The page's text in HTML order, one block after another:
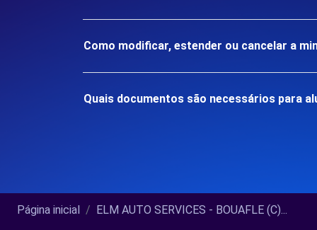
Como modificar, estender ou cancelar a
Quais documentos são necessários para
Página inicial ELM AUTO SERVICES - BOUAFLE (C)...